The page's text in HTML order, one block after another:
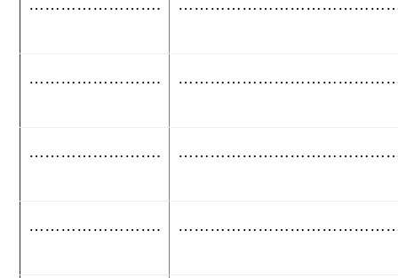
…………………….
…………………….
…………………….
…………………….